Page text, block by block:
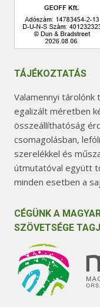
TÁJÉKOZTATÁS
Valamennyi
egalizált méretben
összeállíthatóság
csomagolásban,
szerelékkel és
útmutatóval együtt
minden esetben a
CÉGÜNK A
SZÖVETSÉGE